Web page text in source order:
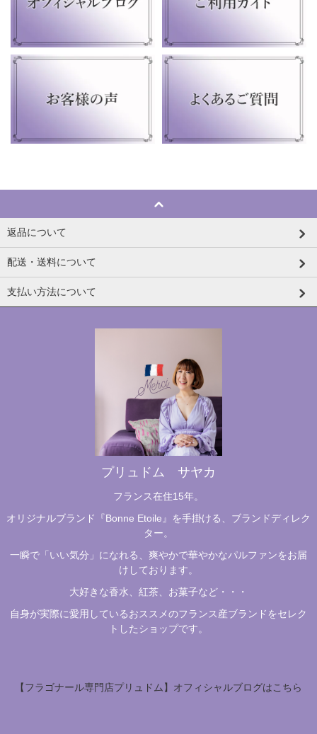
返品について
配送・送料について
支払い方法について
プリュドム サヤカ
フランス在住15年。
オリジナルブランド『Bonne Etoile』を手掛ける、ブランドディレク
ター。
一瞬で「いい気分」になれる、爽やかで華やかなパルファンをお届
けしております。
大好きな香水、紅茶、お菓子など・・・
自身が実際に愛用しているおススメのフランス産ブランドをセレク
トしたショップです。
【フラゴナール専門店プリュドム】オフィシャルブログはこちら